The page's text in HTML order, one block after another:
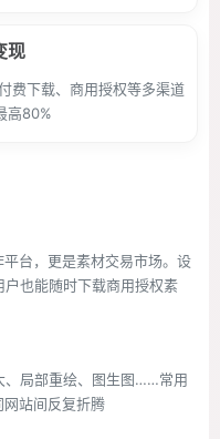
现
费下载、商用授权等多渠道
高80%
台，更是素材交易市场。设
也能随时下载商用授权素
、局部重绘、图生图……常用
站间反复折腾